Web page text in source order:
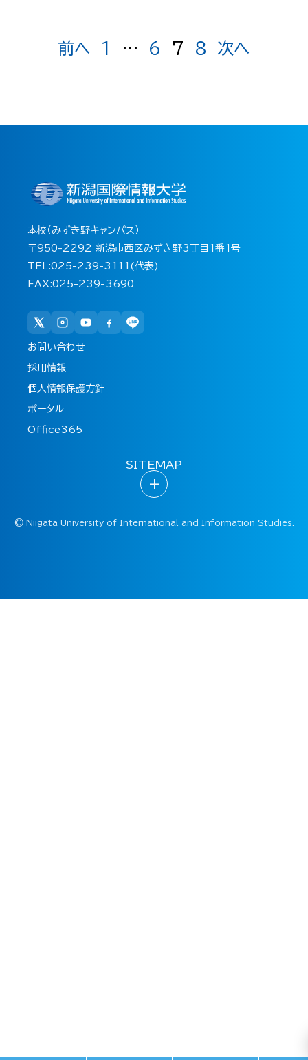
前へ 1 … 6 7 8 次へ
本校（みずき野キャンパス）
〒950-2292 新潟市西区みずき野3丁目1番1号
TEL:025-239-3111(代表)
FAX:025-239-3690
お問い合わせ
採用情報
個人情報保護方針
ポータル
Office365
SITEMAP
+
©Niigata University of International and Information Studies.